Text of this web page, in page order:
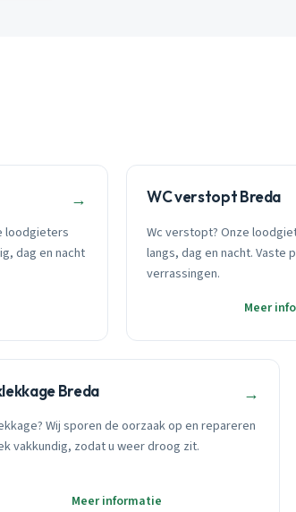
→
loodgieters
dag en nacht
WC verstopt Breda
Wc verstopt? Onze
langs, dag en nacht. Vaste
verrassingen.
Meer
Breda →
Wij sporen de oorzaak op en repareren
vakkundig, zodat u weer droog zit.
Meer informatie